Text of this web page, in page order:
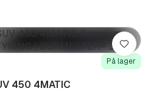
På lager
450 4MATIC
Lagre